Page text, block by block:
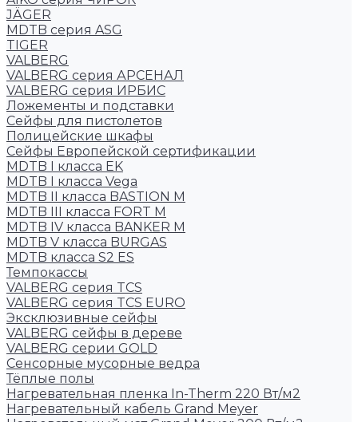
JÄGER
MDTB серия ASG
TIGER
VALBERG
VALBERG серия АРСЕНАЛ
VALBERG серия ИРБИС
Ложементы и подставки
Сейфы для пистолетов
Полицейские шкафы
Сейфы Европейской сертификации
MDTB I класса EK
MDTB I класса Vega
MDTB II класса BASTION M
MDTB III класса FORT M
MDTB IV класса BANKER M
MDTB V класса BURGAS
MDTB класса S2 ES
Темпокассы
VALBERG серия TCS
VALBERG серия TCS EURO
Эксклюзивные сейфы
VALBERG сейфы в дереве
VALBERG серии GOLD
Сенсорные мусорные ведра
Тёплые полы
Нагревательная пленка In-Therm 220 Вт/м2
Нагревательный кабель Grand Meyer